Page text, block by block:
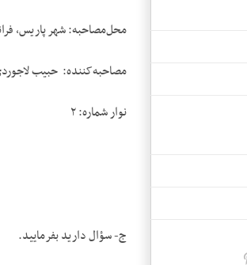
محل‌مصاحبه: شهر پاریس،
مصاحبه‌کننده: حبیب
نوار شماره: ۲
ج- سؤال دارید بفرمایید.